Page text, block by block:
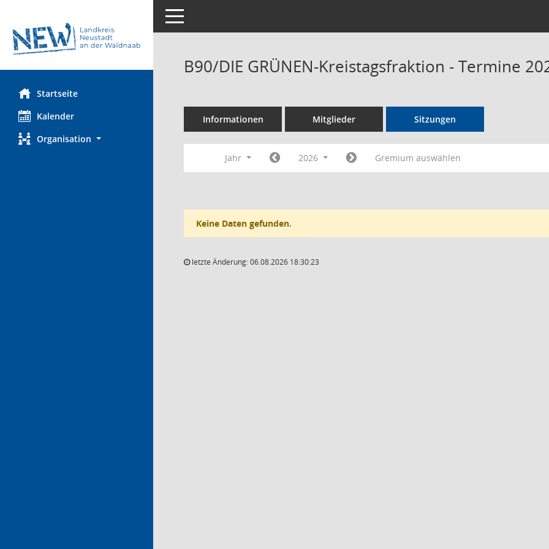
Startseite
Kalender
Organisation
Toggle navigation
B90/DIE GRÜNEN-Kreistagsfraktion - Termine
Informationen Mitglieder Sitzungen
Jahr 2026 Gremium auswählen
Keine Daten gefunden.
letzte Änderung: 06.08.2026 18:30:23